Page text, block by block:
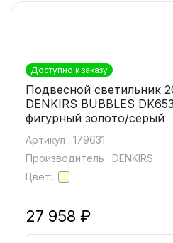
Доступно к заказу
Подвесной светильник
DENKIRS BUBBLES
фигурный золото/серый
Артикул : 179631
Производитель : DENKIRS
Цвет:
27 958 ₽